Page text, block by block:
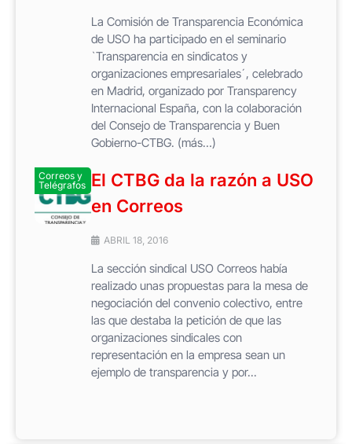
La Comisión de Transparencia Económica
de USO ha participado en el seminario
`Transparencia en sindicatos y
organizaciones empresariales´, celebrado
en Madrid, organizado por Transparency
Internacional España, con la colaboración
del Consejo de Transparencia y Buen
Gobierno-CTBG. (más…)
Correos y
Telégrafos El CTBG da la razón a USO
en Correos
ABRIL 18, 2016
La sección sindical USO Correos había
realizado unas propuestas para la mesa de
negociación del convenio colectivo, entre
las que destaba la petición de que las
organizaciones sindicales con
representación en la empresa sean un
ejemplo de transparencia y por...